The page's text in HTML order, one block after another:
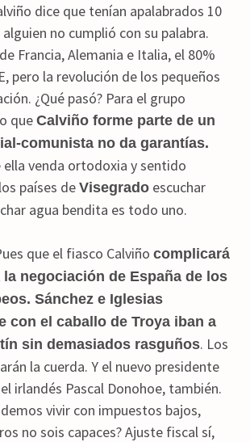
dice que tenían apalabrados 10
no cumplió con su palabra.
Francia, Alemania e Italia, el 80%
pero la revolución de los pequeños
¿Qué pasó? Para el grupo
que Calviño forme parte de un
comunista no da garantías.
ella venda ortodoxia y sentido
países de Visegrado escuchar
agua bendita es todo uno.
que el fiasco Calviño complicará
negociación de España de los
Sánchez e Iglesias
con el caballo de Troya iban a
sin demasiados rasguños. Los
la cuerda. Y el nuevo presidente
irlandés Pascal Donohoe, también.
vivir con impuestos bajos,
no sois capaces? Ajuste fiscal sí,